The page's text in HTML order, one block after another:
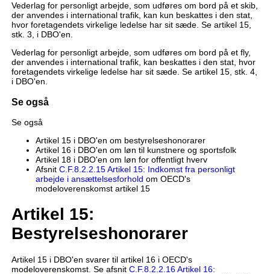
Vederlag for personligt arbejde, som udføres om bord på et skib,
der anvendes i international trafik, kan kun beskattes i den stat,
hvor foretagendets virkelige ledelse har sit sæde. Se artikel 15,
stk. 3, i DBO'en.
Vederlag for personligt arbejde, som udføres om bord på et fly,
der anvendes i international trafik, kan beskattes i den stat, hvor
foretagendets virkelige ledelse har sit sæde. Se artikel 15, stk. 4,
i DBO'en.
Se også
Se også
Artikel 15 i DBO'en om bestyrelseshonorarer
Artikel 16 i DBO'en om løn til kunstnere og sportsfolk
Artikel 18 i DBO'en om løn for offentligt hverv
Afsnit C.F.8.2.2.15 Artikel 15: Indkomst fra personligt
arbejde i ansættelsesforhold om OECD's
modeloverenskomst artikel 15
Artikel 15:
Bestyrelseshonorarer
Artikel 15 i DBO'en svarer til artikel 16 i OECD's
modeloverenskomst. Se afsnit C.F.8.2.2.16 Artikel 16: